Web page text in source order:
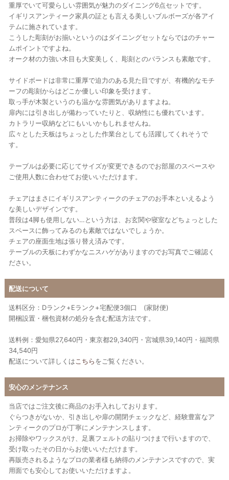
重厚でいて可愛らしい雰囲気が魅力のダイニング6点セットです。
イギリスアンティーク家具の証とも言える美しいブルボーズが各アイ
テムに施されています。
こうした彫刻がお揃いというのはダイニングセットならではのチャー
ムポイントですよね。
オーク材の力強い木目も大変美しく、彫刻とのバランスも素敵です。
サイドボードは非常に重厚で迫力のある見た目ですが、有機的なモチ
ーフの彫刻からはどこか優しい印象を受けます。
取っ手が木製というのも温かな雰囲気がありますよね。
扉内には引き出しが備わっていたりと、収納性にも優れています。
カトラリー収納などにもいいかもしれませんね。
広々とした天板はちょっとした作業台としても活躍してくれそうで
す。
テーブルは必要に応じてサイズが変更できるのでお部屋のスペースや
ご使用人数に合わせてお使いいただけます。
チェアはまさにイギリスアンティークのチェアのお手本といえるよう
な美しいデザインです。
普段は4脚も使用しない…という方は、お玄関や寝室などちょっとした
スペースに飾ってみるのも素敵ではないでしょうか。
チェアの座面生地は張り替え済みです。
テーブルの天板にわずかなニスハゲがありますのでお写真でご確認く
ださい。
配送について
送料区分：Dランク+Eランク+宅配便3個口 (家財便)
開梱設置・梱包資材の処分を含む配送方法です。
送料例：愛知県27,640円・東京都29,340円・宮城県39,140円・福岡県
34,540円
配送について詳しくは こちらをご覧ください。
安心のメンテナンス
当店ではご注文後に商品のお手入れしております。
ぐらつきがないか、引き出しや扉の開閉チェックなど、経験豊富なア
ンティークのプロが丁寧にメンテナンスします。
お掃除やワックスがけ、足裏フェルトの貼りつけまで行いますので、
受け取ったその日からお使いいただけます。
再販売されるようなプロの業者様も納得のメンテナンスですので、実
用面でも安心してお使いいただけますよ。